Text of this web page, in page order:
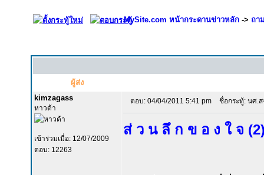
MySite.com หน้ากระดานข่าวหลัก -> ถา
ผู้ส่ง
kimzagass
หาวด้า
เข้าร่วมเมื่อ: 12/07/2009
ตอบ: 12263
ตอบ: 04/04/2011 5:41 pm ชื่อกระทู้: นศ.
ส่ ว น ลึ ก ข อ ง ใ จ